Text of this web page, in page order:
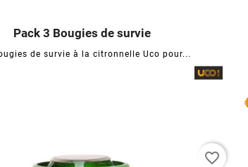
Pack 3 Bougies de survie
de survie à la citronnelle Uco pour...
   
favorite_border